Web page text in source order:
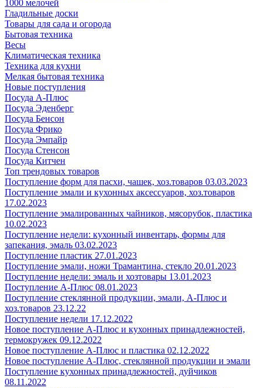
1000 мелочей
Гладильные доски
Товары для сада и огорода
Бытовая техника
Весы
Климатическая техника
Техника для кухни
Мелкая бытовая техника
Новые поступления
Посуда А-Плюс
Посуда Эденберг
Посуда Бенсон
Посуда Фрико
Посуда Эмпайр
Посуда Стенсон
Посуда Китчен
Топ трендовых товаров
Поступление форм для пасхи, чашек, хоз.товаров 03.03.2023
Поступление эмали и кухонных аксессуаров, хоз.товаров
17.02.2023
Поступление эмалированных чайников, мясорубок, пластика
10.02.2023
Поступление недели: кухонный инвентарь, формы для
запекания, эмаль 03.02.2023
Поступление пластик 27.01.2023
Поступление эмали, ножи Трамантина, стекло 20.01.2023
Поступление недели: эмаль и хозтовары 13.01.2023
Поступление А-Плюс 08.01.2023
Поступление стеклянной продукции, эмали, А-Плюс и
хоз.товаров 23.12.22
Поступление недели 17.12.2022
Новое поступление А-Плюс и кухонных принадлежностей,
термокружек 09.12.2022
Новое поступление А-Плюс и пластика 02.12.2022
Новое поступление А-Плюс, стеклянной продукции и эмали
Поступление кухонных принадлежностей, дуйчиков
08.11.2022